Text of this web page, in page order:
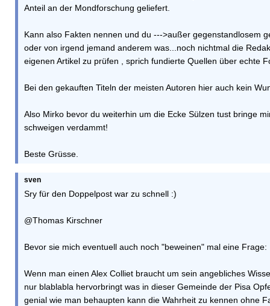
Anteil an der Mondforschung geliefert.
Kann also Fakten nennen und du --->außer gegenstandlosem
oder von irgend jemand anderem was...noch nichtmal die
eigenen Artikel zu prüfen , sprich fundierte Quellen über echte
Bei den gekauften Titeln der meisten Autoren hier auch kein
Also Mirko bevor du weiterhin um die Ecke Sülzen tust bringe
schweigen verdammt!
Beste Grüsse.
sven
Sry für den Doppelpost war zu schnell :)
@Thomas Kirschner
Bevor sie mich eventuell auch noch "beweinen" mal eine Frage:
Wenn man einen Alex Colliet braucht um sein angebliches
nur blablabla hervorbringt was in dieser Gemeinde der Pisa
genial wie man behaupten kann die Wahrheit zu kennen ohne